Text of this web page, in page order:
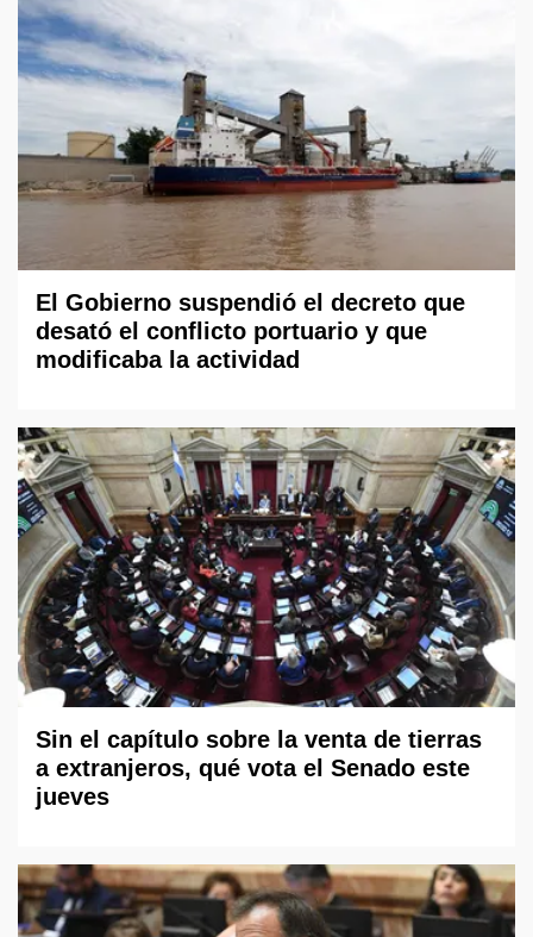
El Gobierno suspendió el decreto que
desató el conflicto portuario y que
modificaba la actividad
Sin el capítulo sobre la venta de tierras
a extranjeros, qué vota el Senado este
jueves